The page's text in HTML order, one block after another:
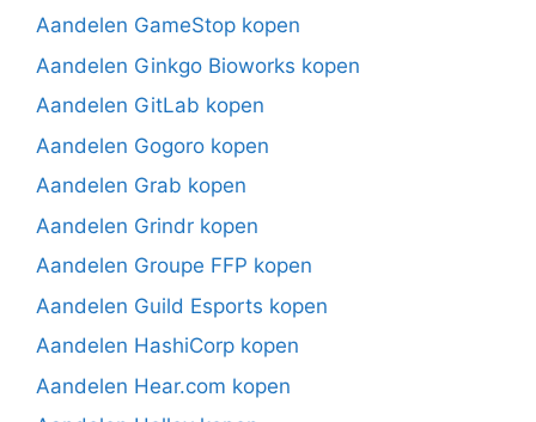
Aandelen GameStop kopen
Aandelen Ginkgo Bioworks kopen
Aandelen GitLab kopen
Aandelen Gogoro kopen
Aandelen Grab kopen
Aandelen Grindr kopen
Aandelen Groupe FFP kopen
Aandelen Guild Esports kopen
Aandelen HashiCorp kopen
Aandelen Hear.com kopen